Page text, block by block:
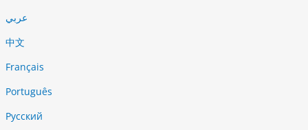
中文
Français
Português
Русский